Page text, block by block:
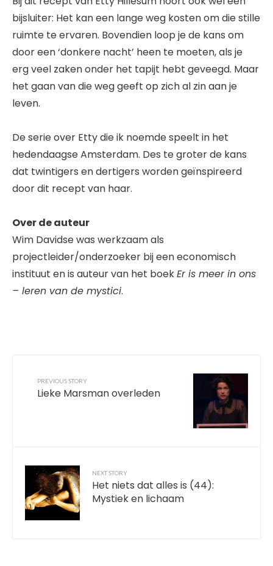
bijsluiter: Het kan een lange weg kosten om die stille
ruimte te ervaren. Bovendien loop je de kans om
door een ‘donkere nacht’ heen te moeten, als je
erg veel zaken onder het tapijt hebt geveegd. Maar
het gaan van die weg geeft op zich al zin aan je
leven.
De serie over Etty die ik noemde speelt in het
hedendaagse Amsterdam. Des te groter de kans
dat twintigers en dertigers worden geïnspireerd
door dit recept van haar.
Over de auteur
Wim Davidse was werkzaam als
projectleider/onderzoeker bij een economisch
instituut en is auteur van het boekEr is meer in ons
– leren van de mystici.
PREVIOUS STORY
Lieke Marsman overleden
NEXT STORY
Het niets dat alles is (44):
Mystiek en lichaam